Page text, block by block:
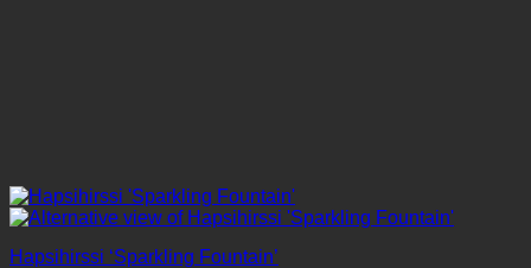
Hapsihirssi ‘Sparkling Fountain’